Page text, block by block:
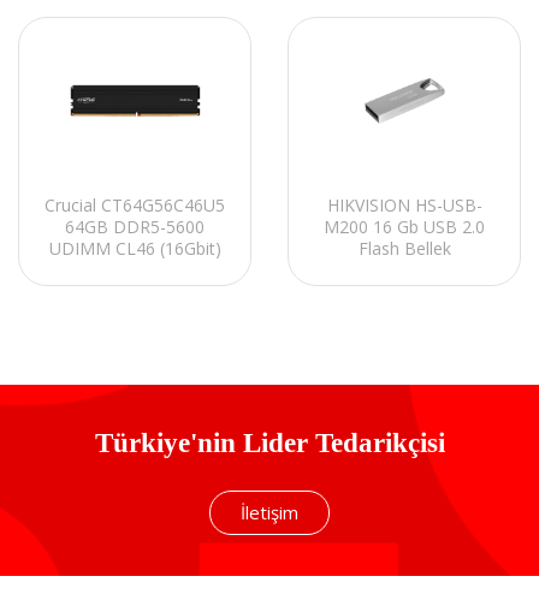
Crucial CT64G56C46U5
64GB DDR5-5600
UDIMM CL46 (16Gbit)
HIKVISION HS-USB-
M200 16 Gb USB 2.0
Flash Bellek
Türkiye'nin Lider Tedarikçisi
İletişim